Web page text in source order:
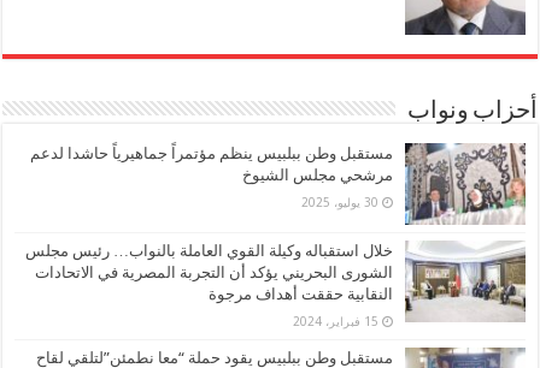
أحزاب ونواب
مستقبل وطن ببلبيس ينظم مؤتمراً جماهيرياً حاشدا لدعم
مرشحي مجلس الشيوخ
30 يوليو، 2025
خلال استقباله وكيلة القوي العاملة بالنواب… رئيس مجلس
الشورى البحريني يؤكد أن التجربة المصرية في الاتحادات
النقابية حققت أهداف مرجوة
15 فبراير، 2024
مستقبل وطن ببلبيس يقود حملة “معا نطمئن”لتلقي لقاح